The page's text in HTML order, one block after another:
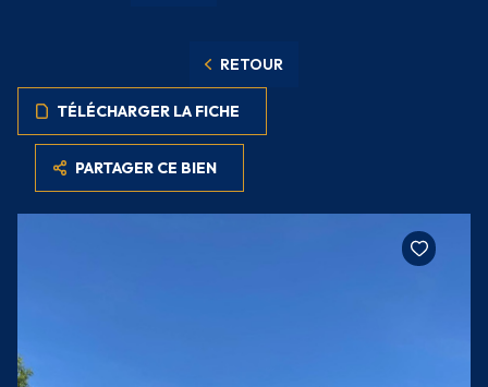
RETOUR
TÉLÉCHARGER LA FICHE
PARTAGER CE BIEN